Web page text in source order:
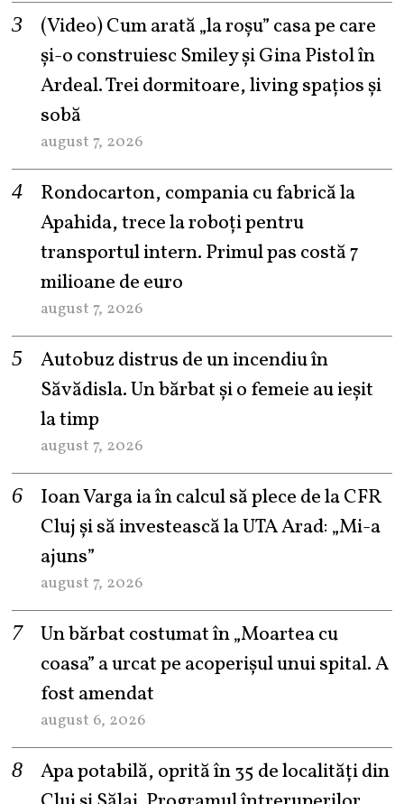
(Video) Cum arată „la roşu” casa pe care
şi-o construiesc Smiley şi Gina Pistol în
Ardeal. Trei dormitoare, living spațios și
sobă
august 7, 2026
Rondocarton, compania cu fabrică la
Apahida, trece la roboți pentru
transportul intern. Primul pas costă 7
milioane de euro
august 7, 2026
Autobuz distrus de un incendiu în
Săvădisla. Un bărbat și o femeie au ieșit
la timp
august 7, 2026
Ioan Varga ia în calcul să plece de la CFR
Cluj și să investească la UTA Arad: „Mi-a
ajuns”
august 7, 2026
Un bărbat costumat în „Moartea cu
coasa” a urcat pe acoperișul unui spital. A
fost amendat
august 6, 2026
Apa potabilă, oprită în 35 de localități din